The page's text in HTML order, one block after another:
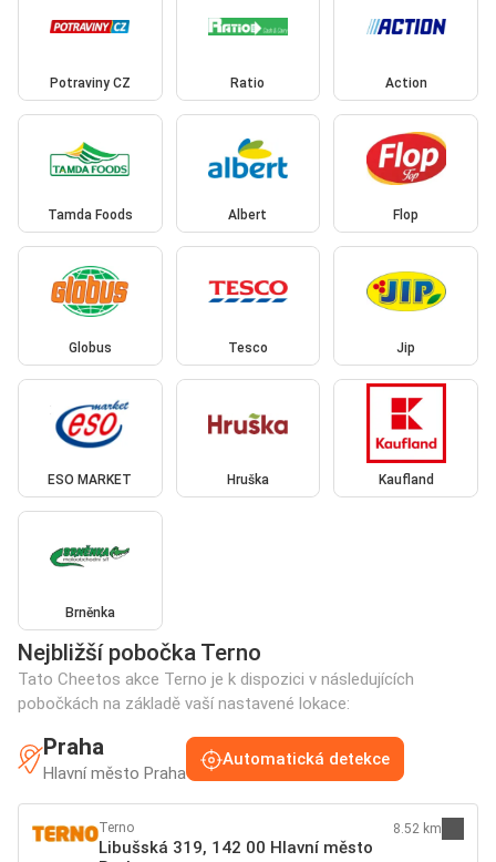
Potraviny CZ Ratio Action
Tamda Foods Albert Flop
Globus Tesco Jip
ESO MARKET Hruška Kaufland
Brněnka
Nejbližší pobočka Terno
Tato Cheetos akce Terno je k dispozici v následujících
pobočkách na základě vaší nastavené lokace:
Praha
Hlavní město Praha
Automatická detekce
Terno
Libušská 319, 142 00 Hlavní město
8.52 km